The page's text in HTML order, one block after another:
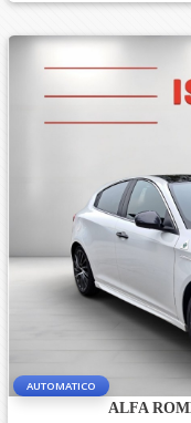
AUTOMATICO
ALFA